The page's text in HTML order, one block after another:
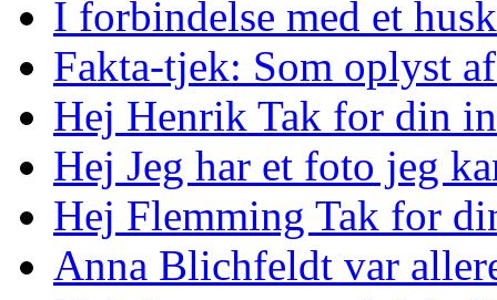
I forbindelse med et
Fakta-tjek: Som oplyst
Hej Henrik Tak for din
Hej Jeg har et foto jeg
Hej Flemming Tak for
Anna Blichfeldt var